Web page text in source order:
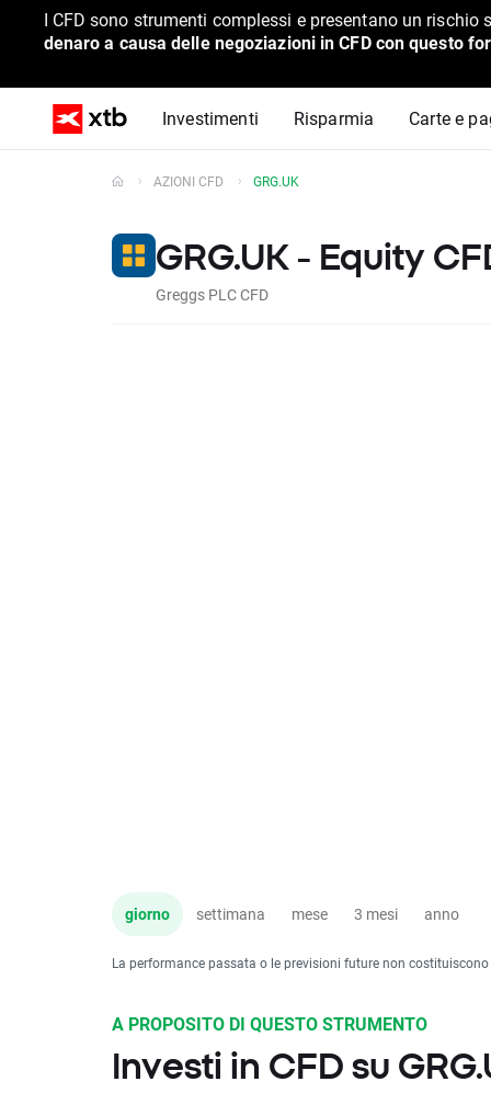
I CFD sono strumenti complessi e presentano un
denaro a causa delle negoziazioni in CFD con questo
Investimenti Risparmia Carte e
AZIONI CFD GRG.UK
GRG.UK - Equity
Greggs PLC CFD
giorno settimana mese 3 mesi anno
La performance passata o le previsioni future non
A PROPOSITO DI QUESTO STRUMENTO
Investi in CFD su